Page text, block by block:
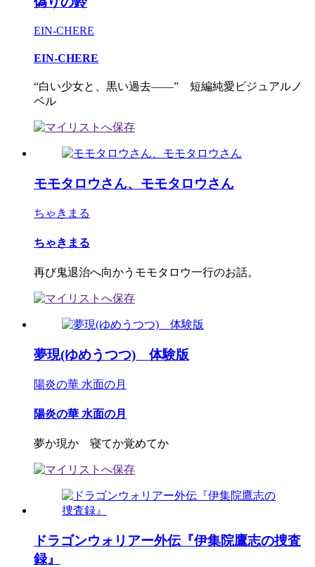
EIN-CHERE
EIN-CHERE
“白い少女と、黒い過去――” 短編純愛ビジュアルノ
ベル
モモタロウさん、モモタロウさん
ちゃきまる
ちゃきまる
再び鬼退治へ向かうモモタロウ一行のお話。
夢現(ゆめうつつ) 体験版
陽炎の華 水面の月
陽炎の華 水面の月
夢か現か 寝てか覚めてか
ドラゴンウォリアー外伝『伊集院鷹志の捜査
録』